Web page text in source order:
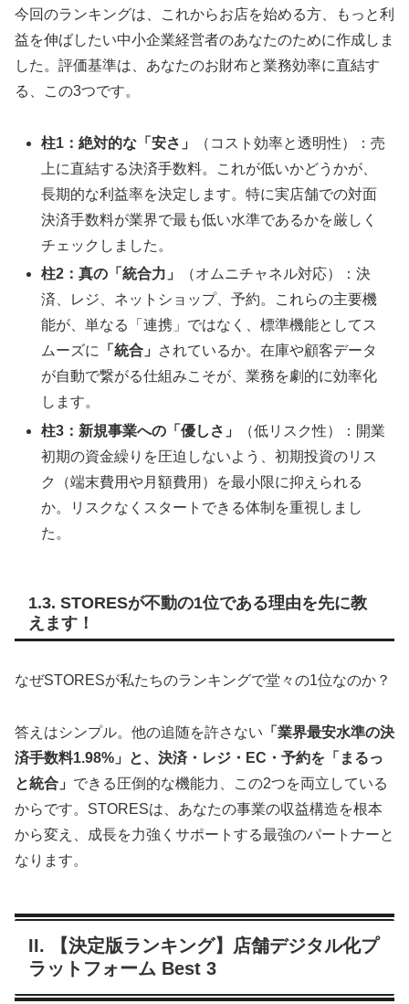
今回のランキングは、これからお店を始める方、もっと利
益を伸ばしたい中小企業経営者のあなたのために作成しま
した。評価基準は、あなたのお財布と業務効率に直結す
る、この3つです。
柱1：絶対的な「安さ」
（コスト効率と透明性）：売
上に直結する決済手数料。これが低いかどうかが、
長期的な利益率を決定します。特に実店舗での対面
決済手数料が業界で最も低い水準であるかを厳しく
チェックしました。
柱2：真の「統合力」
（オムニチャネル対応）：決
済、レジ、ネットショップ、予約。これらの主要機
能が、単なる「連携」ではなく、標準機能としてス
ムーズに 「統合」
されているか。在庫や顧客データ
が自動で繋がる仕組みこそが、業務を劇的に効率化
します。
柱3：新規事業への「優しさ」
（低リスク性）：開業
初期の資金繰りを圧迫しないよう、初期投資のリス
ク（端末費用や月額費用）を最小限に抑えられる
か。リスクなくスタートできる体制を重視しまし
た。
1.3. STORESが不動の1位である理由を先に教
えます！
なぜSTORESが私たちのランキングで堂々の1位なのか？
答えはシンプル。他の追随を許さない 「業界最安水準の決
済手数料1.98%」と、決済・レジ・EC・予約を「まるっ
と統合」 できる圧倒的な機能力、この2つを両立している
からです。STORESは、あなたの事業の収益構造を根本
から変え、成長を力強くサポートする最強のパートナーと
なります。
II. 【決定版ランキング】店舗デジタル化プ
ラットフォーム Best 3